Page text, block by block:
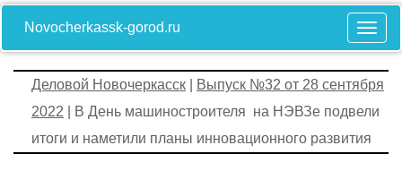
Novocherkassk-gorod.ru
Деловой Новочеркасск
Выпуск №32 от 28 сентября
2022 | В День машиностроителя на НЭВЗе подвели
итоги и наметили планы инновационного развития